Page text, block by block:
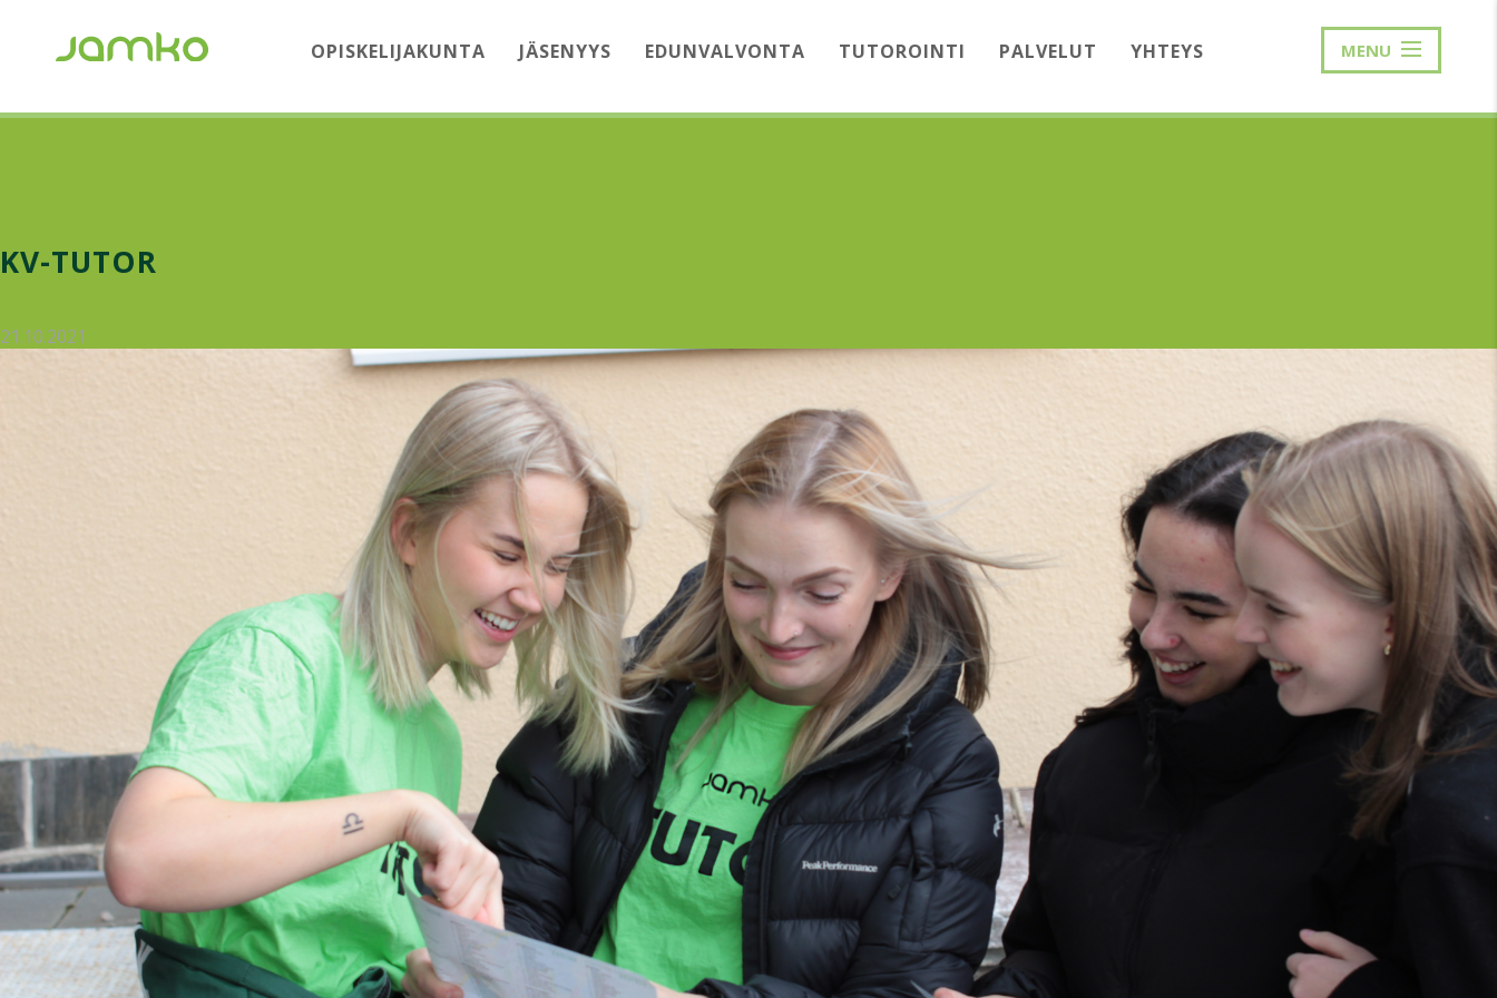
OPISKELIJAKUNTA JÄSENYYS EDUNVALVONTA TUTOROINTI PALVELUT YHTEYS MENU
KV-TUTOR
21.10.2021